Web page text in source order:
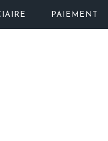
PAIEMENT